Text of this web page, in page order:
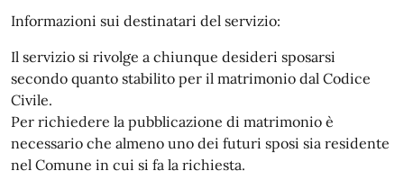
Informazioni sui destinatari del servizio:
Il servizio si rivolge a chiunque desideri sposarsi
secondo quanto stabilito per il matrimonio dal Codice
Civile.
Per richiedere la pubblicazione di matrimonio è
necessario che almeno uno dei futuri sposi sia residente
nel Comune in cui si fa la richiesta.